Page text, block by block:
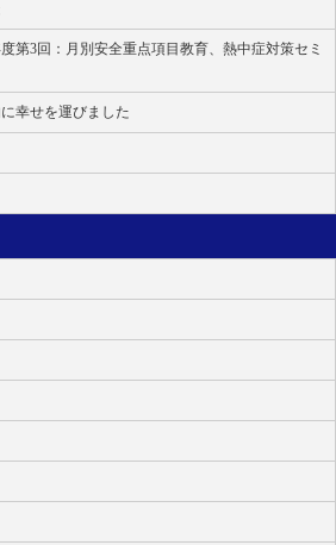
第3回：月別安全重点項目教育、熱中症対策セミ
幸せを運びました